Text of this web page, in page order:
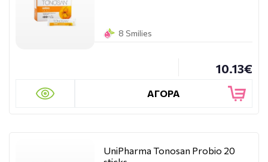
8 Smilies
10.13€
ΑΓΟΡΑ
UniPharma Tonosan Probio 20